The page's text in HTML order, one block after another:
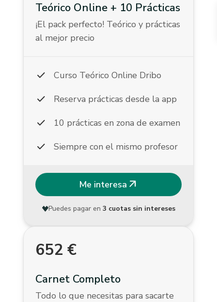
Teórico Online + 10 Prácticas
¡El pack perfecto! Teórico y prácticas
al mejor precio
check Curso Teórico Online Dribo
check Reserva prácticas desde la app
check 10 prácticas en zona de examen
check Siempre con el mismo profesor
Me interesa arrow_outward
Puedes pagar en 3 cuotas sin intereses
652 €
Carnet Completo
Todo lo que necesitas para sacarte